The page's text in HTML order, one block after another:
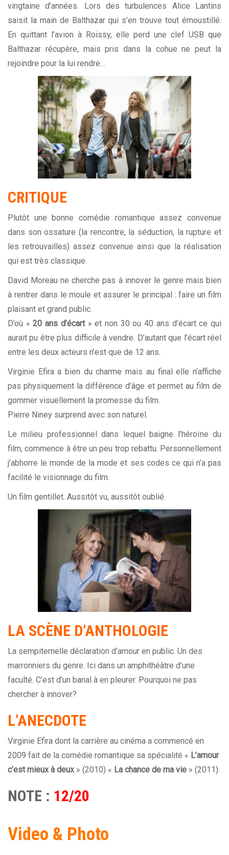
vingtaine d’années. Lors des turbulences Alice Lantins
saisit la main de Balthazar qui s’en trouve tout émoustillé.
En quittant l’avion à Roissy, elle perd une clef USB que
Balthazar récupère, mais pris dans la cohue ne peut la
rejoindre pour la lui rendre…
CRITIQUE
Plutôt une bonne comédie romantique assez convenue
dans son ossature (la rencontre, la séduction, la rupture et
les retrouvailles) assez convenue ainsi que la réalisation
qui est très classique.
David Moreau ne cherche pas à innover le genre mais bien
à rentrer dans le moule et assurer le principal : faire un film
plaisant et grand public.
D’où «20 ans d’écart» et non 30 ou 40 ans d’écart ce qui
aurait pu être plus difficile à vendre. D’autant que l’écart réel
entre les deux acteurs n’est que de 12 ans.
Virginie Efira a bien du charme mais au final elle n’affiche
pas physiquement la différence d’âge et permet au film de
gommer visuellement la promesse du film.
Pierre Niney surprend avec son naturel.
Le milieu professionnel dans lequel baigne l’héroïne du
film, commence à être un peu trop rebattu. Personnellement
j’abhorre le monde de la mode et ses codes ce qui n’a pas
facilité le visionnage du film.
Un film gentillet. Aussitôt vu, aussitôt oublié.
LA SCÈNE D’ANTHOLOGIE
La sempiternelle déclaration d’amour en public. Un des
marronniers du genre. Ici dans un amphithéâtre d’une
faculté. C’est d’un banal à en pleurer. Pourquoi ne pas
chercher à innover?
L’ANECDOTE
Virginie Efira dont la carrière au cinéma a commencé en
2009 fait de la comédie romantique sa spécialité « L’amour
c’est mieux à deux» (2010) « La chance de ma vie » (2011).
NOTE : 12/20
Video & Photo